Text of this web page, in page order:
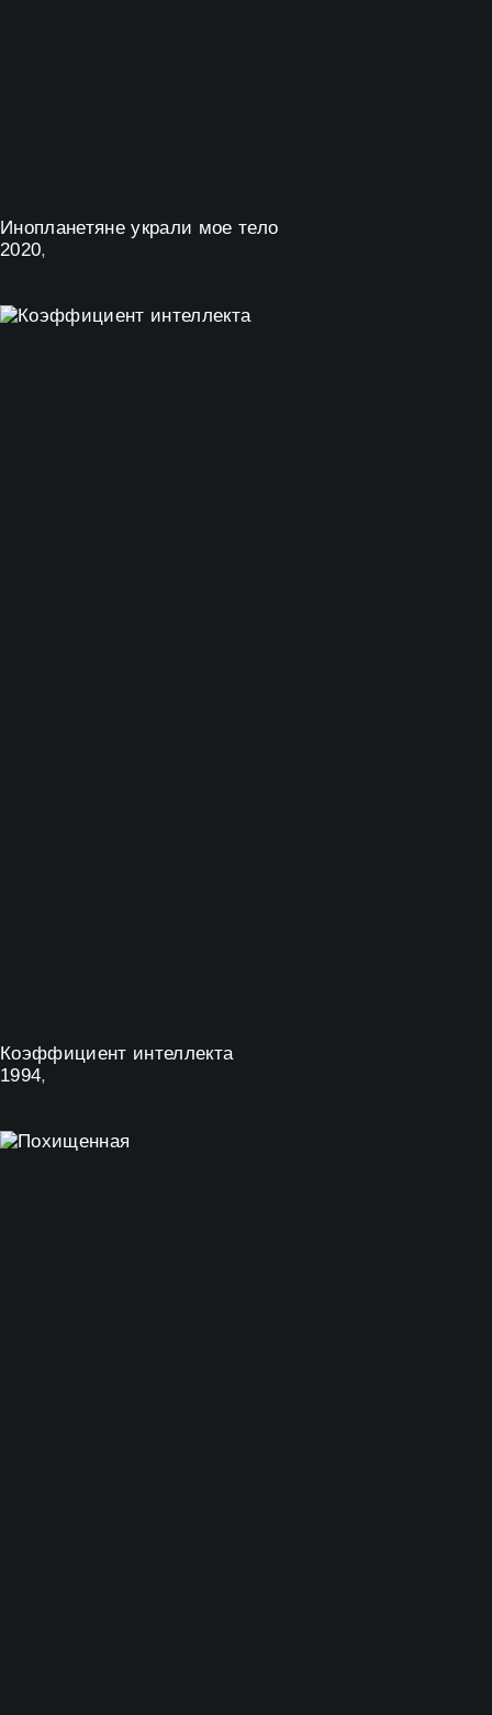
Инопланетяне украли мое тело
2020,
Коэффициент интеллекта
1994,